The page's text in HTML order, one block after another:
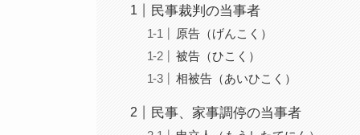
民事裁判の当事者
原告（げんこく）
被告（ひこく）
相被告（あいひこく）
民事、家事調停の当事者